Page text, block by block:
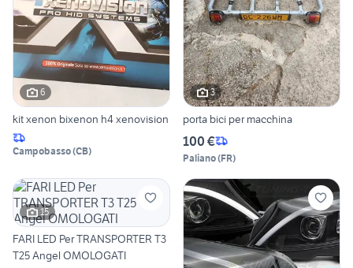
6
kit xenon bixenon h4 xenovision
Campobasso(CB)
3
porta bici per macchina
100 €
Paliano(FR)
15
FARI LED Per TRANSPORTER T3
T25 Angel OMOLOGATI